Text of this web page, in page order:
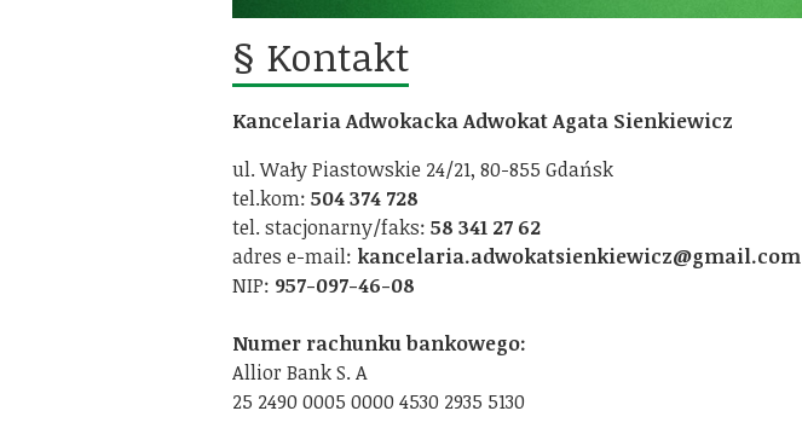
§ Kontakt
Kancelaria Adwokacka Adwokat Agata Sienkiewicz
ul. Wały Piastowskie 24/21, 80-855 Gdańsk
tel.kom: 504 374 728
tel. stacjonarny/faks: 58 341 27 62
adres e-mail: kancelaria.adwokatsienkiewicz@gmail.com
NIP: 957-097-46-08
Numer rachunku bankowego:
Allior Bank S. A
25 2490 0005 0000 4530 2935 5130